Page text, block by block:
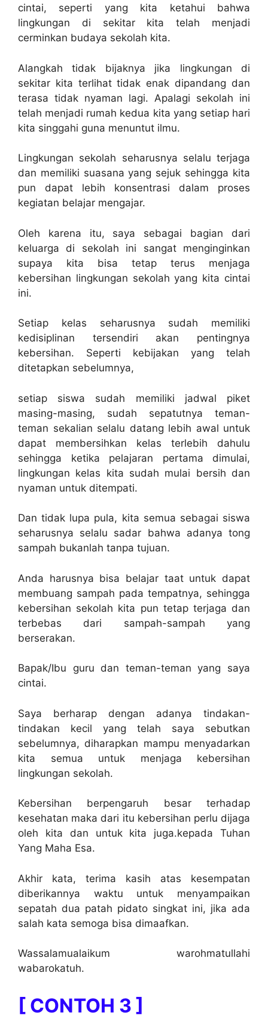
cintai, seperti yang kita ketahui bahwa
lingkungan di sekitar kita telah menjadi
cerminkan budaya sekolah kita.
Alangkah tidak bijaknya jika lingkungan di
sekitar kita terlihat tidak enak dipandang dan
terasa tidak nyaman lagi. Apalagi sekolah ini
telah menjadi rumah kedua kita yang setiap hari
kita singgahi guna menuntut ilmu.
Lingkungan sekolah seharusnya selalu terjaga
dan memiliki suasana yang sejuk sehingga kita
pun dapat lebih konsentrasi dalam proses
kegiatan belajar mengajar.
Oleh karena itu, saya sebagai bagian dari
keluarga di sekolah ini sangat menginginkan
supaya kita bisa tetap terus menjaga
kebersihan lingkungan sekolah yang kita cintai
ini.
Setiap kelas seharusnya sudah memiliki
kedisiplinan tersendiri akan pentingnya
kebersihan. Seperti kebijakan yang telah
ditetapkan sebelumnya,
setiap siswa sudah memiliki jadwal piket
masing-masing, sudah sepatutnya teman-
teman sekalian selalu datang lebih awal untuk
dapat membersihkan kelas terlebih dahulu
sehingga ketika pelajaran pertama dimulai,
lingkungan kelas kita sudah mulai bersih dan
nyaman untuk ditempati.
Dan tidak lupa pula, kita semua sebagai siswa
seharusnya selalu sadar bahwa adanya tong
sampah bukanlah tanpa tujuan.
Anda harusnya bisa belajar taat untuk dapat
membuang sampah pada tempatnya, sehingga
kebersihan sekolah kita pun tetap terjaga dan
terbebas dari sampah-sampah yang
berserakan.
Bapak/Ibu guru dan teman-teman yang saya
cintai.
Saya berharap dengan adanya tindakan-
tindakan kecil yang telah saya sebutkan
sebelumnya, diharapkan mampu menyadarkan
kita semua untuk menjaga kebersihan
lingkungan sekolah.
Kebersihan berpengaruh besar terhadap
kesehatan maka dari itu kebersihan perlu dijaga
oleh kita dan untuk kita juga.kepada Tuhan
Yang Maha Esa.
Akhir kata, terima kasih atas kesempatan
diberikannya waktu untuk menyampaikan
sepatah dua patah pidato singkat ini, jika ada
salah kata semoga bisa dimaafkan.
Wassalamualaikum warohmatullahi
wabarokatuh.
[ CONTOH 3 ]